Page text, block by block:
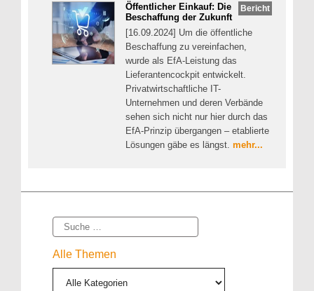
Bericht
Öffentlicher Einkauf: Die
Beschaffung der Zukunft
[16.09.2024] Um die öffentliche
Beschaffung zu vereinfachen,
wurde als EfA-Leistung das
Lieferantencockpit entwickelt.
Privatwirtschaftliche IT-
Unternehmen und deren Verbände
sehen sich nicht nur hier durch das
EfA-Prinzip übergangen – etablierte
Lösungen gäbe es längst. mehr...
Suche
Alle Themen